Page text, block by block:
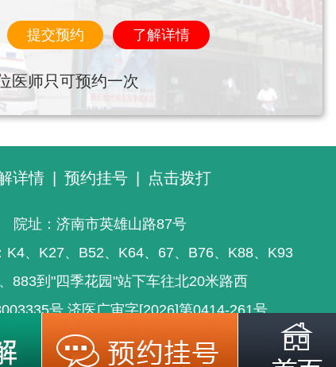
提交预约 了解详情
医师只可预约一次
详情 预约挂号 点击拨打
院址：济南市英雄山路87号
K4、K27、B52、K64、67、B76、K88、K93
883到"四季花园"站下车往北20米路西
号济医广审字[2026]第0414-261号
不能为疾病诊断及医疗的依据，就医请遵照医生诊断